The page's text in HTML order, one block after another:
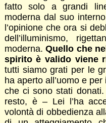
fatto solo a grandi
moderna dal suo
l’opinione che ora si
dell’illuminismo,
moderna.Quello che
spirito è valido viene
tutti siamo grati per le
ha aperto all’uomo e
che ci sono stati donati.
resto, è – Lei l’ha
volontà di obbedienza